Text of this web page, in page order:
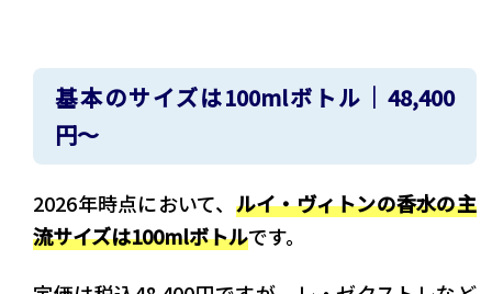
基本のサイズは100mlボトル｜48,400
円〜
2026年時点において、 ルイ・ヴィトンの香水の主
流サイズは100mlボトルです。